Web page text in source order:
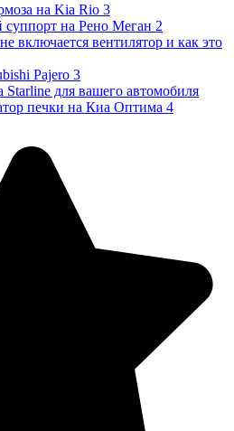
на Kia Rio 3
суппорт на Рено Меган 2
включается вентилятор и как это
Pajero 3
Starline для вашего автомобиля
печки на Киа Оптима 4